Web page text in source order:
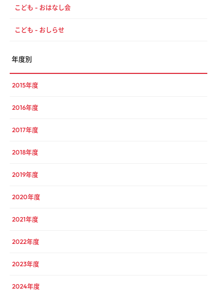
こども - おはなし会
こども - おしらせ
年度別
2015年度
2016年度
2017年度
2018年度
2019年度
2020年度
2021年度
2022年度
2023年度
2024年度